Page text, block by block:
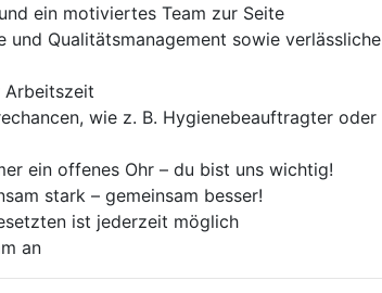
ein motiviertes Team zur Seite
Qualitätsmanagement sowie verlässliche
Arbeitszeit
wie z. B. Hygienebeauftragter oder
ein offenes Ohr – du bist uns wichtig!
stark – gemeinsam besser!
ist jederzeit möglich
an